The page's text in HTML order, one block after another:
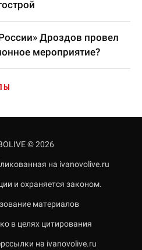
Дроздов провел
мероприятие?
© 2026
на ivanovolive.ru
и охраняется законом.
материалов
в целях цитирования
на ivanovolive.ru